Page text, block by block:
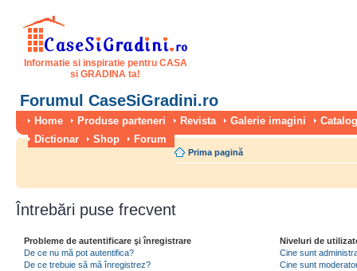
Informatie si inspiratie pentru CASA
si GRADINA ta!
Forumul CaseSiGradini.ro
Home Produse parteneri Revista Galerie imagini
Dictionar
Shop Forum
Prima pagină
Întrebări puse frecvent
Probleme de autentificare şi înregistrare
De ce nu mă pot autentifica?
De ce trebuie să mă înregistrez?
Niveluri de
Cine sunt
Cine sunt